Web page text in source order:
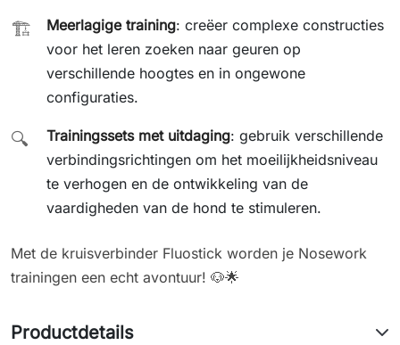
🏗️ Meerlagige training: creëer complexe constructies
voor het leren zoeken naar geuren op
verschillende hoogtes en in ongewone
configuraties.
🔍 Trainingssets met uitdaging: gebruik verschillende
verbindingsrichtingen om het moeilijkheidsniveau
te verhogen en de ontwikkeling van de
vaardigheden van de hond te stimuleren.
Met de kruisverbinder Fluostick worden je Nosework
trainingen een echt avontuur! 🐶🌟
Productdetails